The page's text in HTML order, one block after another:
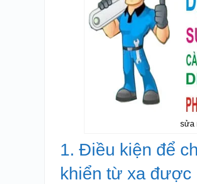
sửa
1. Điều kiện để
khiển từ xa được